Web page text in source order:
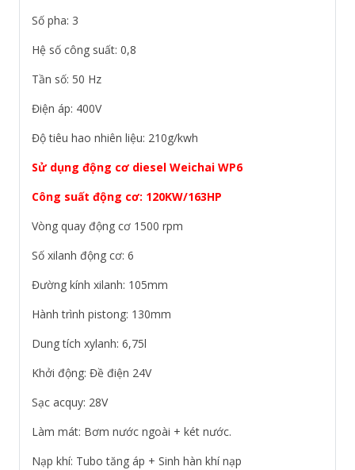
Số pha: 3
Hệ số công suất: 0,8
Tần số: 50 Hz
Điện áp: 400V
Độ tiêu hao nhiên liệu: 210g/kwh
Sử dụng động cơ diesel Weichai WP6
Công suất động cơ: 120KW/163HP
Vòng quay động cơ 1500 rpm
Số xilanh động cơ: 6
Đường kính xilanh: 105mm
Hành trình pistong: 130mm
Dung tích xylanh: 6,75l
Khởi động: Đề điện 24V
Sạc acquy: 28V
Làm mát: Bơm nước ngoài + két nước.
Nạp khí: Tubo tăng áp + Sinh hàn khí nạp